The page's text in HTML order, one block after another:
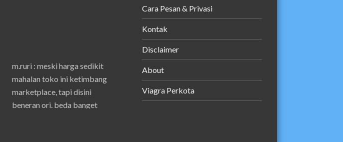
m.ruri : meski harga sedikit
mahalan toko ini ketimbang
marketplace, tapi disini
beneran ori. beda banget
Cara Pesan & Privasi
Kontak
Disclaimer
About
Viagra Perkota